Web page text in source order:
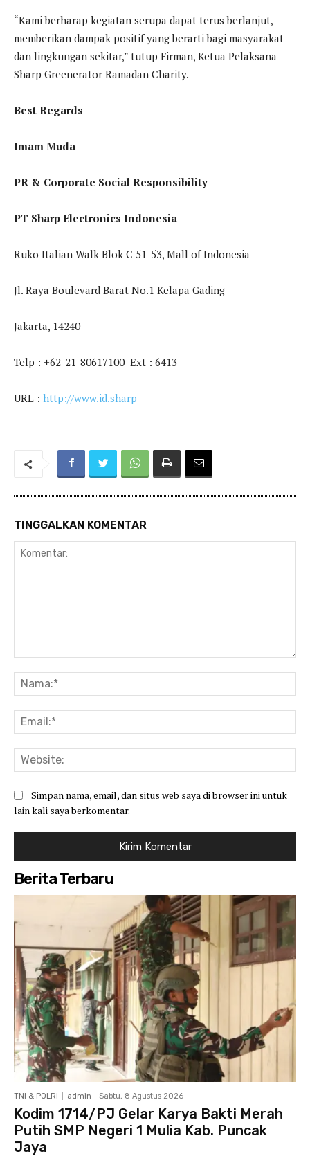
“Kami berharap kegiatan serupa dapat terus berlanjut,
memberikan dampak positif yang berarti bagi masyarakat
dan lingkungan sekitar,” tutup Firman, Ketua Pelaksana
Sharp Greenerator Ramadan Charity.
Best Regards
Imam Muda
PR & Corporate Social Responsibility
PT Sharp Electronics Indonesia
Ruko Italian Walk Blok C 51-53, Mall of Indonesia
Jl. Raya Boulevard Barat No.1 Kelapa Gading
Jakarta, 14240
Telp : +62-21-80617100 Ext : 6413
URL : http://www.id.sharp
TINGGALKAN KOMENTAR
Simpan nama, email, dan situs web saya di browser ini untuk
lain kali saya berkomentar.
Berita Terbaru
TNI & POLRI admin - Sabtu, 8 Agustus 2026
Kodim 1714/PJ Gelar Karya Bakti Merah
Putih SMP Negeri 1 Mulia Kab. Puncak
Jaya